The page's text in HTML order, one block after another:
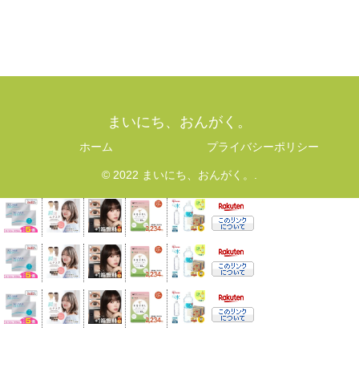
まいにち、おんがく。
ホーム プライバシーポリシー
© 2022 まいにち、おんがく。.